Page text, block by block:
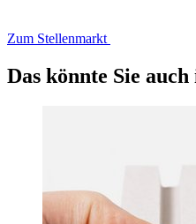
Zum Stellenmarkt
Das könnte Sie